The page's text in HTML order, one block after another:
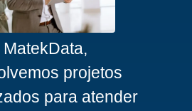
MatekData,
projetos
para atender